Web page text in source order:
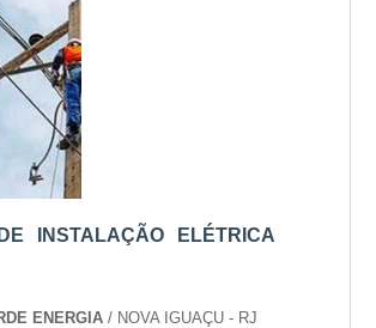
....
INSTALAÇÃO ELÉTRICA
ENERGIA / NOVA IGUAÇU - RJ